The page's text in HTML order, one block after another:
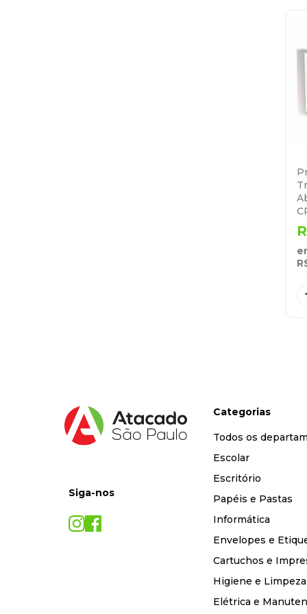
Siga-nos
Categorias
Todos os
Escolar
Escritório
Papéis e Pastas
Informática
Envelopes e
Cartuchos e
Higiene e Limpeza
Elétrica e